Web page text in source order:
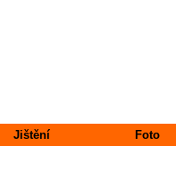
Jištění
Foto